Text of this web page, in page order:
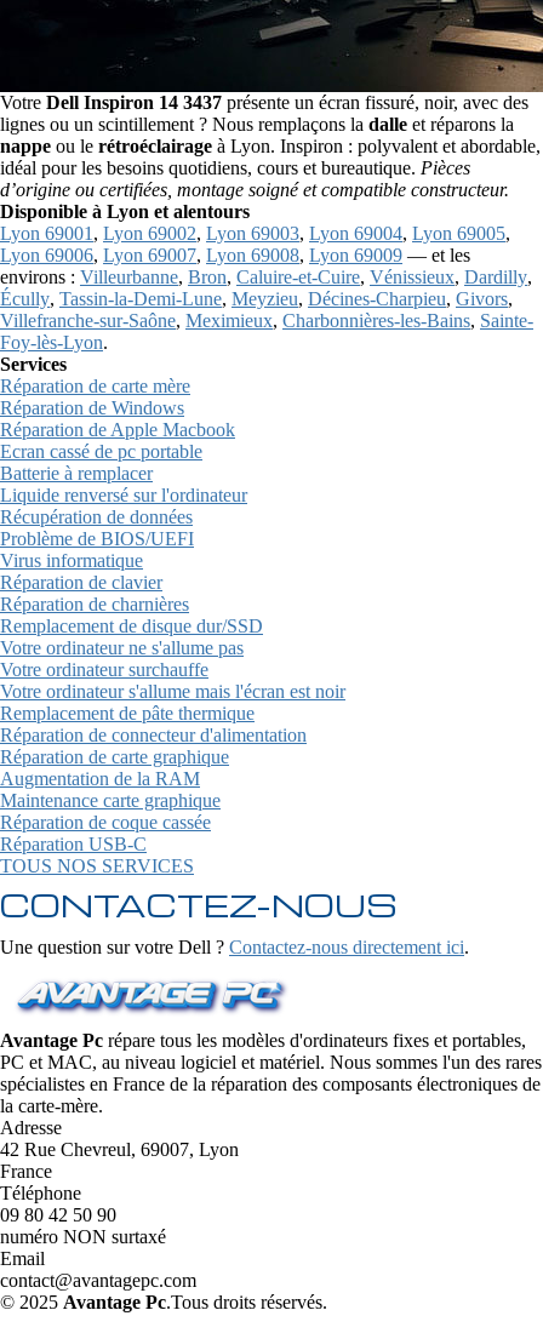
Votre Dell Inspiron 14 3437 présente un écran fissuré, noir, avec des
lignes ou un scintillement ? Nous remplaçons la dalle et réparons la
nappe ou le rétroéclairage à Lyon. Inspiron : polyvalent et abordable,
idéal pour les besoins quotidiens, cours et bureautique. Pièces
d’origine ou certifiées, montage soigné et compatible constructeur.
Disponible à Lyon et alentours
Lyon 69001 , Lyon 69002, Lyon 69003, Lyon 69004, Lyon 69005,
Lyon 69006, Lyon 69007, Lyon 69008, Lyon 69009 — et les
environs : Villeurbanne, Bron, Caluire-et-Cuire, Vénissieux, Dardilly,
Écully, Tassin-la-Demi-Lune, Meyzieu, Décines-Charpieu, Givors,
Villefranche-sur-Saône, Meximieux, Charbonnières-les-Bains, Sainte-
Foy-lès-Lyon.
Services
Réparation de carte mère
Réparation de Windows
Réparation de Apple Macbook
Ecran cassé de pc portable
Batterie à remplacer
Liquide renversé sur l'ordinateur
Récupération de données
Problème de BIOS/UEFI
Virus informatique
Réparation de clavier
Réparation de charnières
Remplacement de disque dur/SSD
Votre ordinateur ne s'allume pas
Votre ordinateur surchauffe
Votre ordinateur s'allume mais l'écran est noir
Remplacement de pâte thermique
Réparation de connecteur d'alimentation
Réparation de carte graphique
Augmentation de la RAM
Maintenance carte graphique
Réparation de coque cassée
Réparation USB-C
TOUS NOS SERVICES
CONTACTEZ-NOUS
Une question sur votre Dell ? Contactez-nous directement ici.
Avantage Pc répare tous les modèles d'ordinateurs fixes et portables,
PC et MAC, au niveau logiciel et matériel. Nous sommes l'un des rares
spécialistes en France de la réparation des composants électroniques de
la carte-mère.
Adresse
42 Rue Chevreul, 69007, Lyon
France
Téléphone
09 80 42 50 90
numéro NON surtaxé
Email
contact@avantagepc.com
© 2025 Avantage Pc.Tous droits réservés.